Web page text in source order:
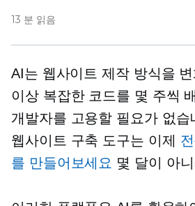
13 분 읽음
AI는 웹사이트 제작 방식을
이상 복잡한 코드를 몇 주씩
개발자를 고용할 필요가 없습
웹사이트 구축 도구는 이제
를 만들어보세요 몇 달이 아